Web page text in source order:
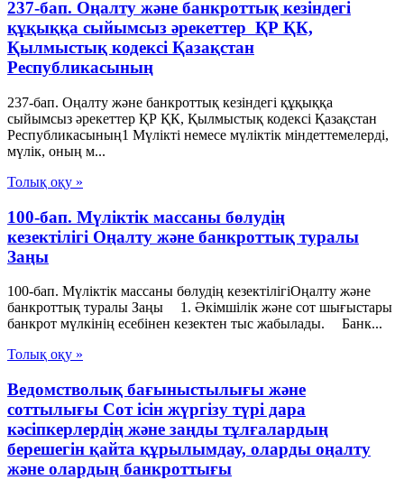
237-бап. Оңалту және банкроттық кезіндегі
құқыққа сыйымсыз әрекеттер ҚР ҚК,
Қылмыстық кодексi Қазақстан
Республикасының
237-бап. Оңалту және банкроттық кезіндегі құқыққа
сыйымсыз әрекеттер ҚР ҚК, Қылмыстық кодексi Қазақстан
Республикасының1 Мүлiктi немесе мүлiктiк мiндеттемелердi,
мүлiк, оның м...
Толық оқу »
100-бап. Мүліктік массаны бөлудің
кезектілігі Оңалту және банкроттық туралы
Заңы
100-бап. Мүліктік массаны бөлудің кезектілігіОңалту және
банкроттық туралы Заңы 1. Әкiмшiлiк және сот шығыстары
банкрот мүлкiнің есебiнен кезектен тыс жабылады. Банк...
Толық оқу »
Ведомстволық бағыныстылығы және
соттылығы Сот ісін жүргізу түрі дара
кәсіпкерлердің және заңды тұлғалардың
берешегін қайта құрылымдау, оларды оңалту
және олардың банкроттығы